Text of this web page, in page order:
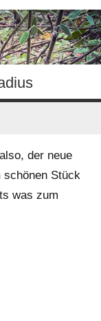
der neue
Stück
was zum